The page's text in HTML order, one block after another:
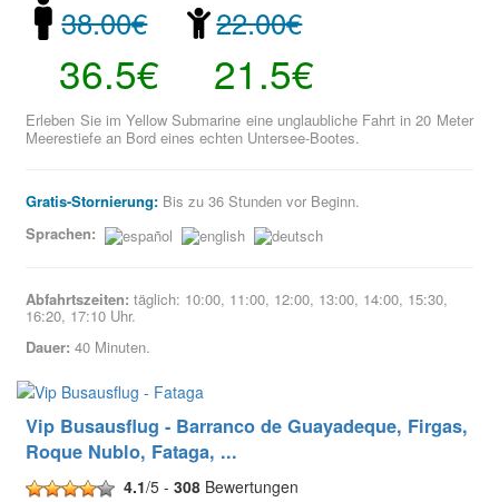
38.00€
36.5€
22.00€
21.5€
Erleben Sie im Yellow Submarine eine unglaubliche Fahrt in 20 Meter
Meerestiefe an Bord eines echten Untersee-Bootes.
Gratis-Stornierung: Bis zu 36 Stunden vor Beginn.
Sprachen:
Abfahrtszeiten: täglich: 10:00, 11:00, 12:00, 13:00, 14:00, 15:30,
16:20, 17:10 Uhr.
Dauer: 40 Minuten.
Vip Busausflug - Barranco de Guayadeque, Firgas,
Roque Nublo, Fataga, ...
4.1/5 -308 Bewertungen